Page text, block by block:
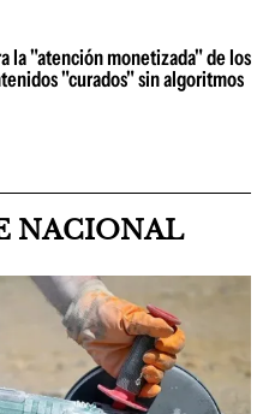
la "atención monetizada" de los
"curados" sin algoritmos
NACIONAL